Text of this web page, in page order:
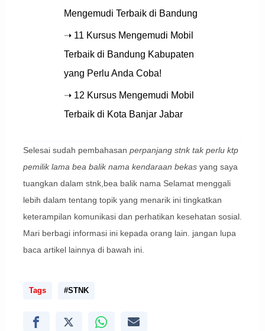
Mengemudi Terbaik di Bandung
➝ 11 Kursus Mengemudi Mobil
Terbaik di Bandung Kabupaten
yang Perlu Anda Coba!
➝ 12 Kursus Mengemudi Mobil
Terbaik di Kota Banjar Jabar
Selesai sudah pembahasan perpanjang stnk tak perlu ktp
pemilik lama bea balik nama kendaraan bekasyang saya
tuangkan dalam stnk,bea balik nama Selamat menggali
lebih dalam tentang topik yang menarik ini tingkatkan
keterampilan komunikasi dan perhatikan kesehatan sosial.
Mari berbagi informasi ini kepada orang lain. jangan lupa
baca artikel lainnya di bawah ini.
Tags #STNK